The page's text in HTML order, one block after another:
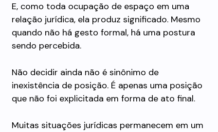
E, como toda ocupação de espaço em uma
relação jurídica, ela produz significado. Mesmo
quando não há gesto formal, há uma postura
sendo percebida.
Não decidir ainda não é sinônimo de
inexistência de posição. É apenas uma posição
que não foi explicitada em forma de ato final.
Muitas situações jurídicas permanecem em um